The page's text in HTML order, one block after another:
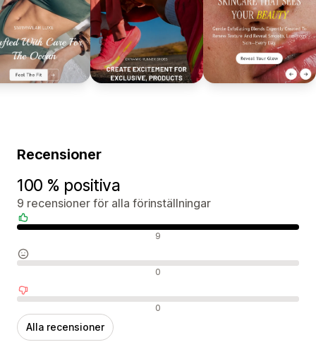
Recensioner
100 % positiva
9 recensioner för alla förinställningar
9
0
0
Alla recensioner